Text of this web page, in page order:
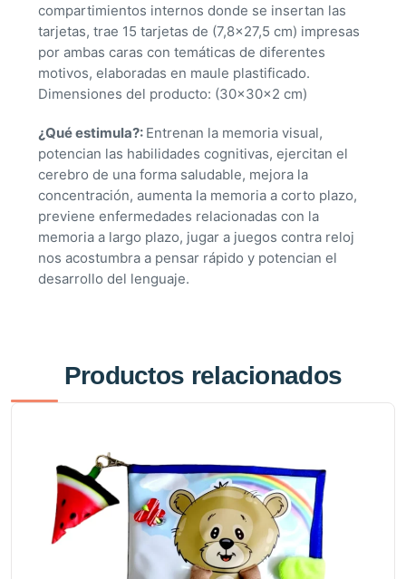
compartimientos internos donde se insertan las
tarjetas, trae 15 tarjetas de (7,8×27,5 cm) impresas
por ambas caras con temáticas de diferentes
motivos, elaboradas en maule plastificado.
Dimensiones del producto: (30x30x2 cm)
¿Qué estimula?: Entrenan la memoria visual,
potencian las habilidades cognitivas, ejercitan el
cerebro de una forma saludable, mejora la
concentración, aumenta la memoria a corto plazo,
previene enfermedades relacionadas con la
memoria a largo plazo, jugar a juegos contra reloj
nos acostumbra a pensar rápido y potencian el
desarrollo del lenguaje.
Productos relacionados